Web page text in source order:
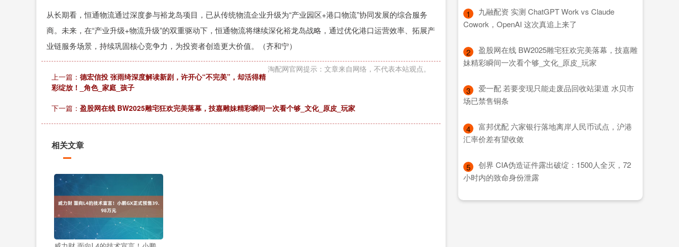
从长期看，恒通物流通过深度参与裕龙岛项目，已从传统物流企业升级为“产业园区+港口物流”协同发展的综合服务
商。未来，在“产业升级+物流升级”的双重驱动下，恒通物流将继续深化裕龙岛战略，通过优化港口运营效率、拓展产
业链服务场景，持续巩固核心竞争力，为投资者创造更大价值。（齐和宁）
淘配网官网提示：文章来自网络，不代表本站观点。
上一篇： 德宏信投 张雨绮深度解读新剧，许开心“不完美”，却活得精
彩绽放！_角色_家庭_孩子
下一篇： 盈股网在线 BW2025雕宅狂欢完美落幕，技嘉雕妹精彩瞬间一次看个够_文化_原皮_玩家
相关文章
1
​九融配资 实测 ChatGPT Work vs Claude
Cowork，OpenAI 这次真追上来了
2
​盈股网在线 BW2025雕宅狂欢完美落幕，技嘉雕
妹精彩瞬间一次看个够_文化_原皮_玩家
3
​爱一配 若要变现只能走废品回收站渠道 水贝市
场已禁售铜条
4
​富邦优配 六家银行落地离岸人民币试点，沪港
汇率价差有望收敛
5
​创界 CIA伪造证件露出破绽：1500人全灭，72
小时内的致命身份泄露